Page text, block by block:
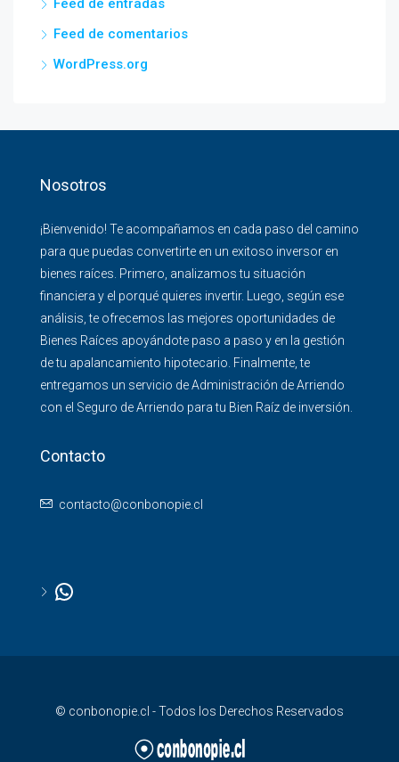
Feed de entradas
Feed de comentarios
WordPress.org
Nosotros
¡Bienvenido! Te acompañamos en cada paso del camino
para que puedas convertirte en un exitoso inversor en
bienes raíces. Primero, analizamos tu situación
financiera y el porqué quieres invertir. Luego, según ese
análisis, te ofrecemos las mejores oportunidades de
Bienes Raíces apoyándote paso a paso y en la gestión
de tu apalancamiento hipotecario. Finalmente, te
entregamos un servicio de Administración de Arriendo
con el Seguro de Arriendo para tu Bien Raíz de inversión.
Contacto
contacto@conbonopie.cl
© conbonopie.cl - Todos los Derechos Reservados